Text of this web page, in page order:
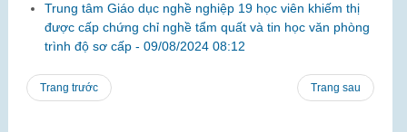
Trung tâm Giáo dục nghề nghiệp 19 học viên khiếm thị
được cấp chứng chỉ nghề tẩm quất và tin học văn phòng
trình độ sơ cấp - 09/08/2024 08:12
Trang trước Trang sau